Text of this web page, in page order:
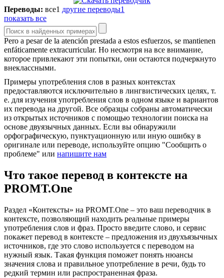
Переводы: все1 другие переводы1
показать все
Pero a pesar de la atención prestada a estos esfuerzos, se mantienen
enfáticamente extracurricular. Но несмотря на все внимание,
которое привлекают эти попытки, они остаются подчеркнуто
внеклассными.
Примеры употребления слов в разных контекстах
предоставляются исключительно в лингвистических целях, т.
е. для изучения употребления слов в одном языке и вариантов
их перевода на другой. Все образцы собраны автоматически
из открытых источников с помощью технологии поиска на
основе двуязычных данных. Если вы обнаружили
орфографическую, пунктуационную или иную ошибку в
оригинале или переводе, используйте опцию "Сообщить о
проблеме" или напишите нам
Что такое перевод в контексте на
PROMT.One
Раздел «Контексты» на PROMT.One – это ваш переводчик в
контексте, позволяющий находить реальные примеры
употребления слов и фраз. Просто введите слово, и сервис
покажет перевод в контексте – предложения из двухъязычных
источников, где это слово используется с переводом на
нужный язык. Такая функция поможет понять нюансы
значения слова и правильное употребление в речи, будь то
редкий термин или распространенная фраза.